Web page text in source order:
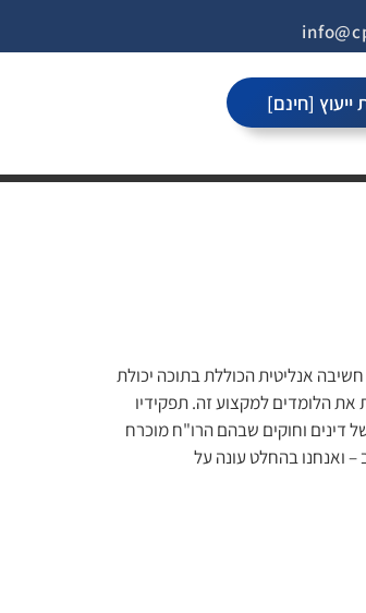
ייעוץ [חינם]
אנליטית הכוללת בתוכה יכולת
הלומדים למקצוע זה. תפקידיו
דינים וחוקים שבהם הרו"ח מוכרח
ואנחנו בהחלט עונה על